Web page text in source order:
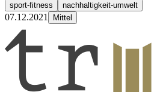
sport-fitness nachhaltigkeit-umwelt
07.12.2021 Mittel